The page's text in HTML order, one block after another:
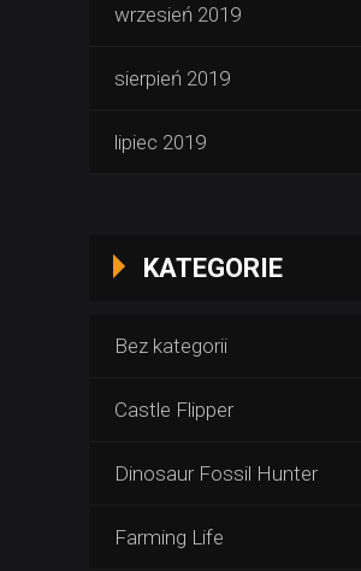
wrzesień 2019
sierpień 2019
lipiec 2019
KATEGORIE
Bez kategorii
Castle Flipper
Dinosaur Fossil Hunter
Farming Life